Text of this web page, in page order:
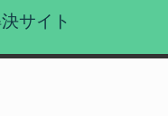
サイト